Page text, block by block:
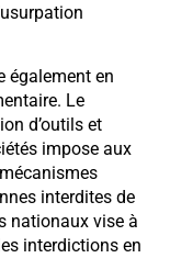
également en
Le
d’outils et
impose aux
interdites de
nationaux vise à
interdictions en